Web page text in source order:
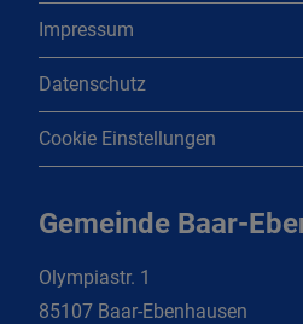
Impressum
Datenschutz
Cookie Einstellungen
Gemeinde Baar-
Olympiastr. 1
85107 Baar-Ebenhausen